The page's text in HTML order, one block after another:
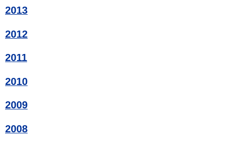
2013
2012
2011
2010
2009
2008